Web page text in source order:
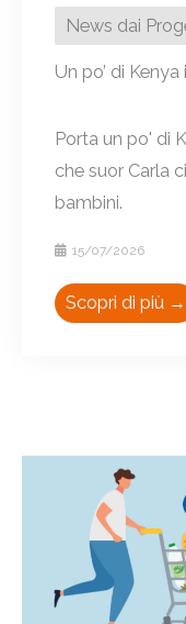
News dai
Un po’ di
Porta un po' di
che suor Carla
bambini.
15/07/2026
Scopri di più →